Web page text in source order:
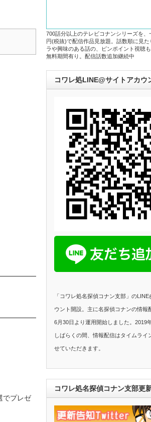
でプレゼ
700話分以上のテレビコナンシリーズを、
円(税抜)で配信作品見放題。話数順に見
ラや興味のある話の、ピンポイント視聴
無料期間有り。配信話数追加継続中
コワレ処LINE@サイトアカウ
「コワレ処名探偵コナン支部」の
ウント開設。主に名探偵コナンの情報
6月30日より運用開始しました。2019
しばらくの間、情報配信はタイムライ
せていただきます。
コワレ処名探偵コナン支部更